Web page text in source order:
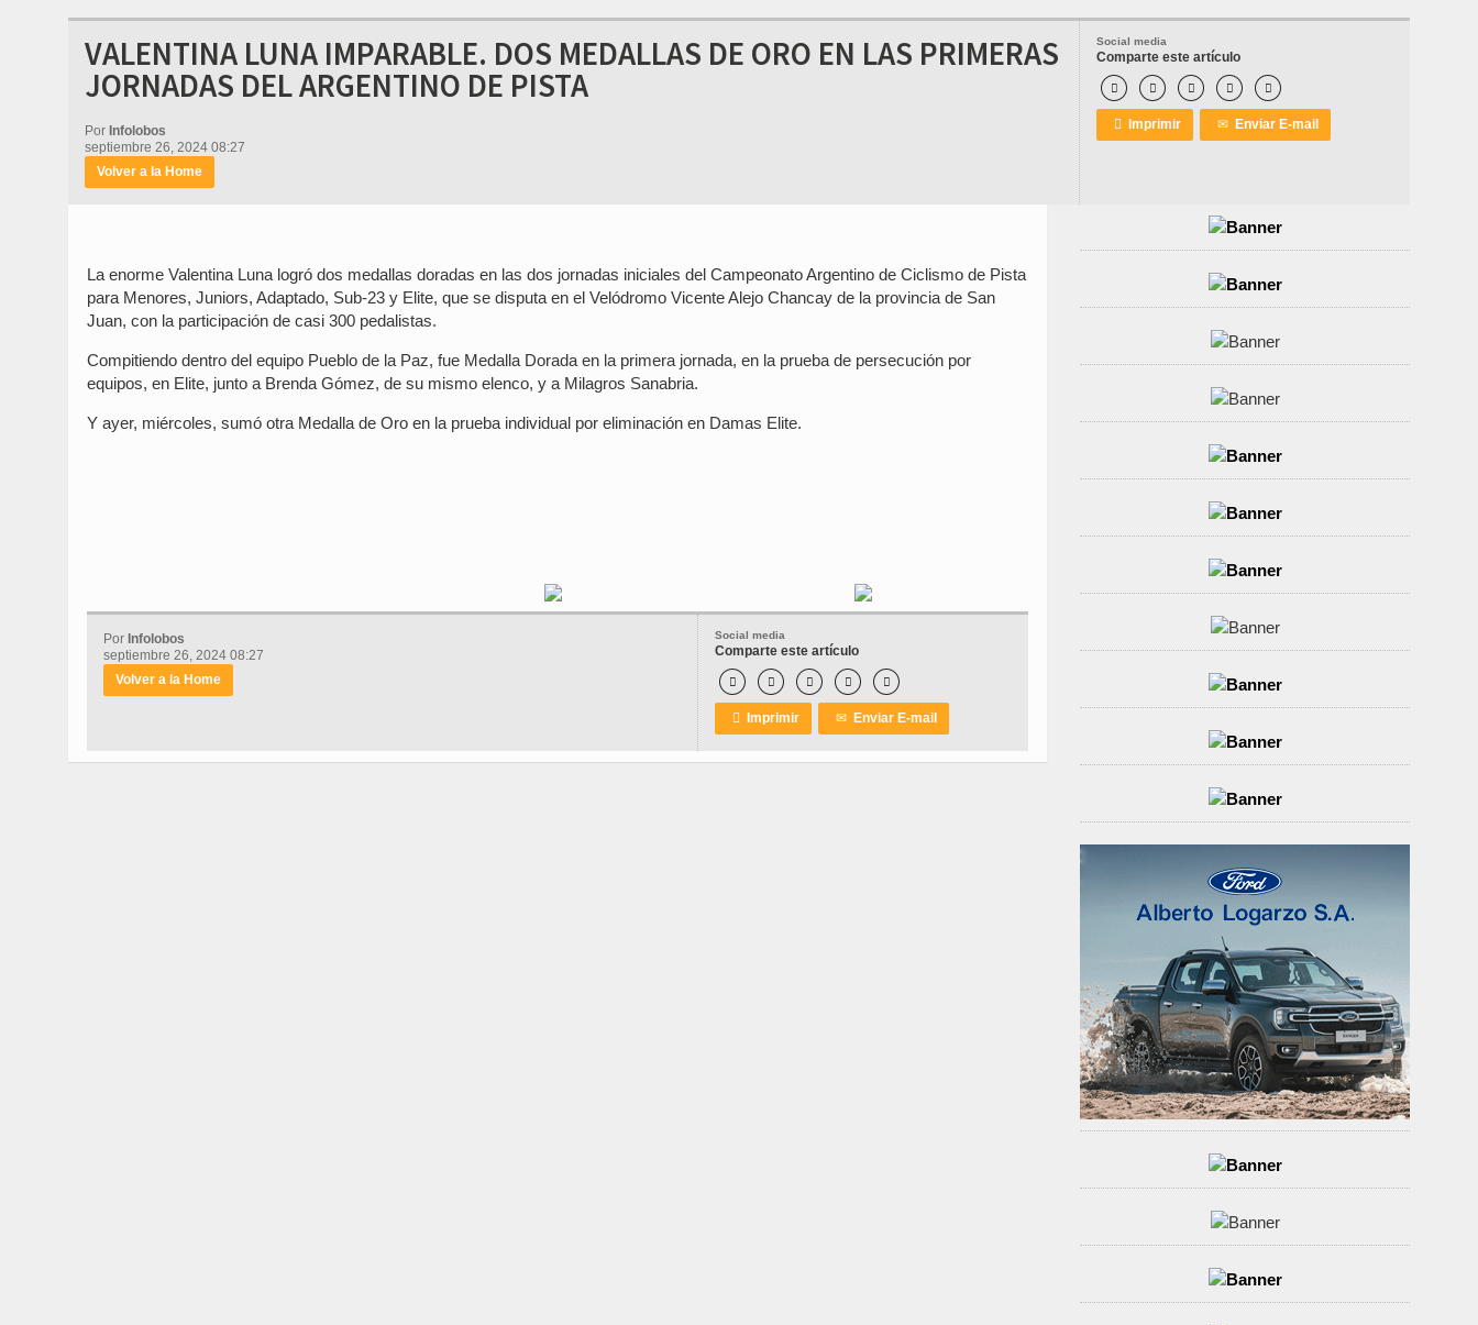
Social media
Comparte este artículo
    
 Imprimir ✉ Enviar E-mail
VALENTINA LUNA IMPARABLE. DOS MEDALLAS DE ORO EN LAS PRIMERAS
JORNADAS DEL ARGENTINO DE PISTA
Por Infolobos
septiembre 26, 2024 08:27
Volver a la Home
La enorme Valentina Luna logró dos medallas doradas en las dos jornadas iniciales del Campeonato Argentino de Ciclismo de Pista
para Menores, Juniors, Adaptado, Sub-23 y Elite, que se disputa en el Velódromo Vicente Alejo Chancay de la provincia de San
Juan, con la participación de casi 300 pedalistas.
Compitiendo dentro del equipo Pueblo de la Paz, fue Medalla Dorada en la primera jornada, en la prueba de persecución por
equipos, en Elite, junto a Brenda Gómez, de su mismo elenco, y a Milagros Sanabria.
Y ayer, miércoles, sumó otra Medalla de Oro en la prueba individual por eliminación en Damas Elite.
Social media
Comparte este artículo
    
 Imprimir ✉ Enviar E-mail
Por Infolobos
septiembre 26, 2024 08:27
Volver a la Home